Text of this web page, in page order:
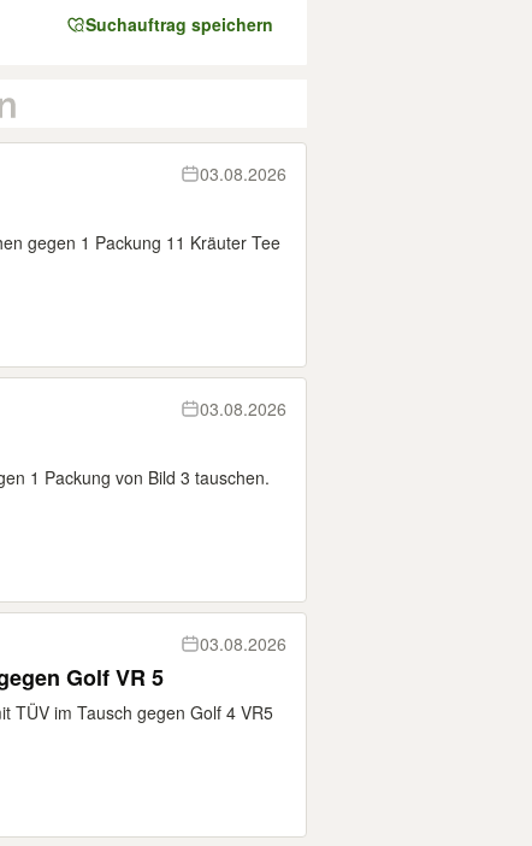
Suchauftrag speichern
03.08.2026
gegen 1 Packung 11 Kräuter Tee
03.08.2026
1 Packung von Bild 3 tauschen.
03.08.2026
gegen Golf VR 5
TÜV im Tausch gegen Golf 4 VR5